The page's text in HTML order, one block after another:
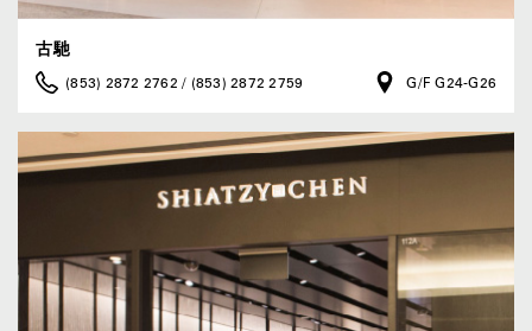
古馳
(853) 2872 2762 / (853) 2872 2759 G/F G24-G26